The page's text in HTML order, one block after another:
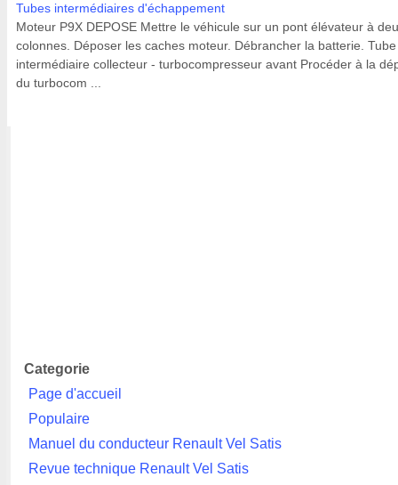
Tubes intermédiaires d'échappement
Moteur P9X DEPOSE Mettre le véhicule sur un pont élévateur à
colonnes. Déposer les caches moteur. Débrancher la batterie. Tube
intermédiaire collecteur - turbocompresseur avant Procéder à la
du turbocom ...
Categorie
Page d'accueil
Populaire
Manuel du conducteur Renault Vel Satis
Revue technique Renault Vel Satis